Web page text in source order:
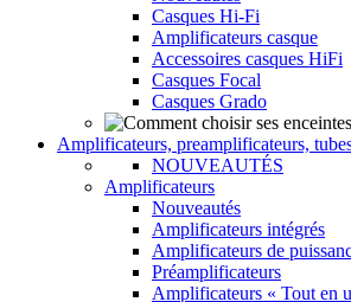
Casques Hi-Fi
Amplificateurs casque
Accessoires casques HiFi
Casques Focal
Casques Grado
Amplificateurs, preamplificateurs,
NOUVEAUTÉS
Amplificateurs
Nouveautés
Amplificateurs intégrés
Amplificateurs de
Préamplificateurs
Amplificateurs « Tout en